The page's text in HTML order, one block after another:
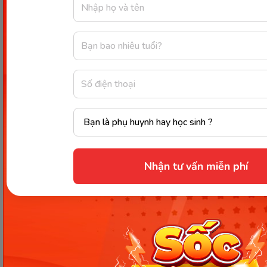
Nhận tư vấn miễn phí
Vì vậy, đối với người bị bệnh thừa cân, béo phì cần
có một chế độ kiêng ăn các loại thức ăn nhanh,
nước ngọt, các loại bánh kẹo chế biến sẵn do chúng
chứa hàm lượng đường đơn hấp thu rất nhanh vào
cơ thể. Thay vào đó là nên dùng các thực phẩm
giàu tinh bột và có chỉ số đường huyết thấp như
cơm gạo lứt, khoai tây, khoai sọ,... kết hợp cùng với
các loại rau củ quả trong khẩu phần ăn hàng ngày.